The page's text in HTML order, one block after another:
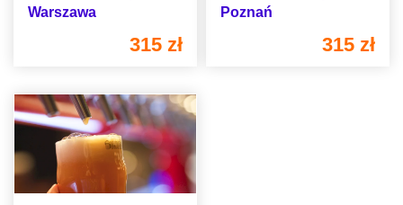
Warszawa
315 zł
Poznań
315 zł